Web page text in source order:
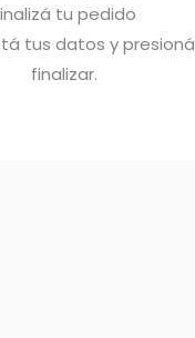
tu pedido
tus datos y presioná
finalizar.